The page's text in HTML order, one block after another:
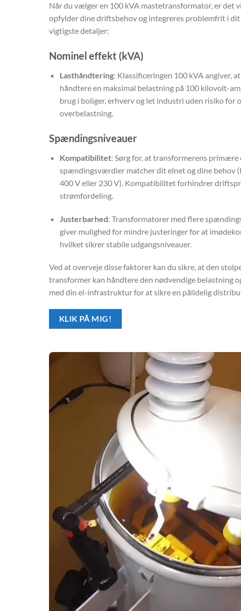
Når du vælger en 100 kVA mastetransformator, er det
opfylder dine driftsbehov og integreres problemfrit i dit
vigtigste detaljer:
Nominel effekt (kVA)
Lasthåndtering: Klassificeringen 100 kVA angiver,
håndtere en maksimal belastning på 100 kilovolt-
brug i boliger, erhverv og let industri uden risiko for
overbelastning.
Spændingsniveauer
Kompatibilitet: Sørg for, at transformerens
spændingsværdier matcher dit elnet og dine behov
400 V eller 230 V). Kompatibilitet forhindrer
strømfordeling.
Justerbarhed: Transformatorer med flere
giver mulighed for mindre justeringer for at
hvilket sikrer stabile udgangsniveauer.
Ved at overveje disse faktorer kan du sikre, at den
transformer kan håndtere den nødvendige belastning
med din el-infrastruktur for at sikre en pålidelig
KLIK PÅ MIG!